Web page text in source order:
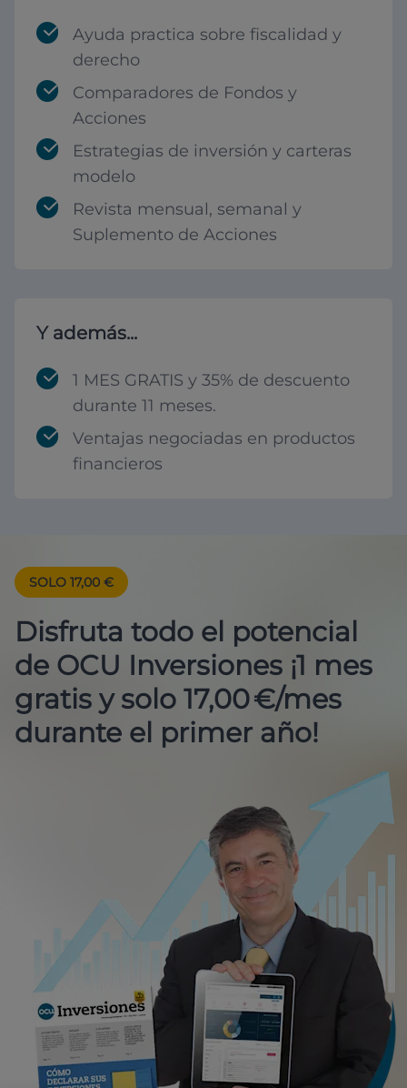
Ayuda practica sobre fiscalidad y
derecho
Comparadores de Fondos y
Acciones
Estrategias de inversión y carteras
modelo
Revista mensual, semanal y
Suplemento de Acciones
Y además...
1 MES GRATIS y 35% de descuento
durante 11 meses.
Ventajas negociadas en productos
financieros
SOLO 17,00 €
Disfruta todo el potencial
de OCU Inversiones ¡1 mes
gratis y solo 17,00 €/mes
durante el primer año!